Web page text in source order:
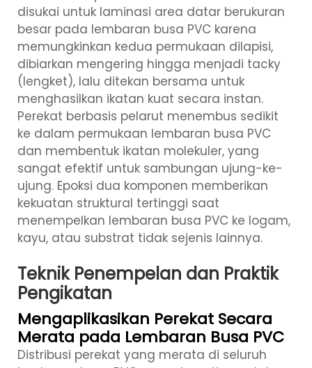
disukai untuk laminasi area datar berukuran
besar pada lembaran busa PVC karena
memungkinkan kedua permukaan dilapisi,
dibiarkan mengering hingga menjadi tacky
(lengket), lalu ditekan bersama untuk
menghasilkan ikatan kuat secara instan.
Perekat berbasis pelarut menembus sedikit
ke dalam permukaan lembaran busa PVC
dan membentuk ikatan molekuler, yang
sangat efektif untuk sambungan ujung-ke-
ujung. Epoksi dua komponen memberikan
kekuatan struktural tertinggi saat
menempelkan lembaran busa PVC ke logam,
kayu, atau substrat tidak sejenis lainnya.
Teknik Penempelan dan Praktik
Pengikatan
Mengaplikasikan Perekat Secara
Merata pada Lembaran Busa PVC
Distribusi perekat yang merata di seluruh